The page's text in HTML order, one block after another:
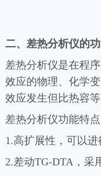
二、差热分析仪的
差热分析仪是在程
效应的物理、化学
效应发生但比热容
差热分析仪功能特点
1.高扩展性，可以进
2.差动TG-DTA，采